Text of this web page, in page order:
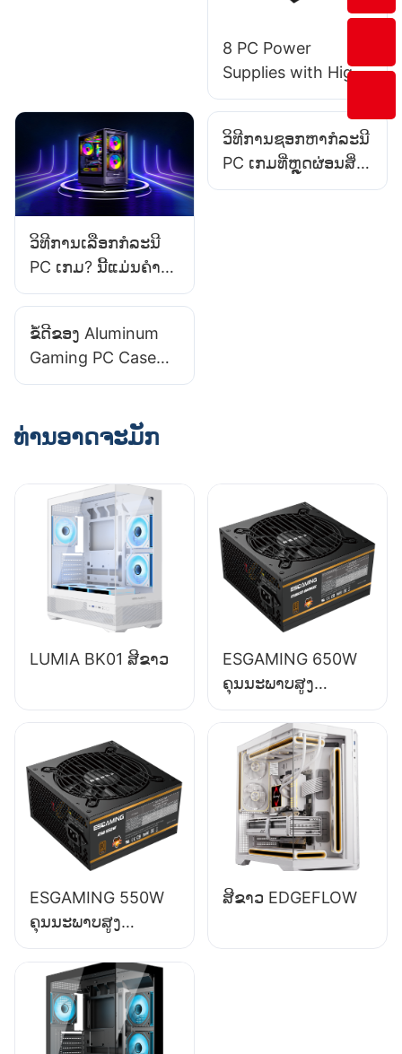
8 PC Power
Supplies with High
- Density Design
Constrained Builds
ວິທີການເລືອກກໍລະນີ
PC ເກມ? ນີ້ແມ່ນຄໍາ
ແນະນໍາສໍາລັບທ່ານ!
ວິທີການຊອກຫາກໍລະນີ
PC ເກມທີ່ຫຼຸດຜ່ອນສິ່ງ
ລົບກວນໃນລະຫວ່າງ
ຂໍ້ດີຂອງ Aluminum
Gaming PC Case
ແມ່ນຫຍັງ?
ທ່ານອາດຈະມັກ
LUMIA BK01 ສີຂາວ
ESGAMING 650W
ຄຸນນະພາບສູງ
ປະສິດທິພາບ 85% ໂມ
ດູນເຕັມ 80+ Bronze
ອຸປະກອນສະໜອງພະ
ລັງງານຄອມພິວເຕີຕັ້ງ
ໂຕະ ESB650W
ESGAMING 550W
ຄຸນນະພາບສູງ
ປະສິດທິພາບ 85%
80+ Bronze
ອຸປະກອນສະໜອງພະ
ລັງງານຄອມພິວເຕີຕັ້ງ
ໂຕະ ESB550W
ສີຂາວ EDGEFLOW